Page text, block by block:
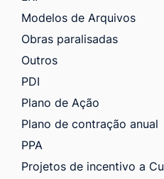
Modelos de Arquivos
Obras paralisadas
Outros
PDI
Plano de Ação
Plano de contração anual
PPA
Projetos de incentivo a